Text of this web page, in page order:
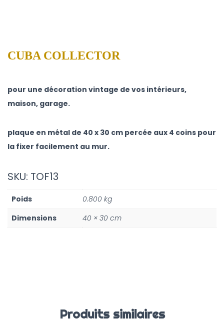
CUBA COLLECTOR
pour une décoration vintage de vos intérieurs,
maison, garage.
plaque en métal de 40 x 30 cm percée aux 4 coins pour
la fixer facilement au mur.
SKU: TOF13
Poids
0.800 kg
Dimensions
40 × 30 cm
Produits similaires